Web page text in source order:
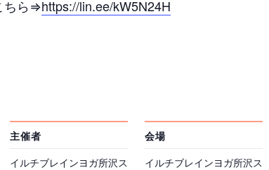
ちら⇒https://lin.ee/kW5N24H
主催者
イルチブレインヨガ所沢ス
会場
イルチブレインヨガ所沢ス